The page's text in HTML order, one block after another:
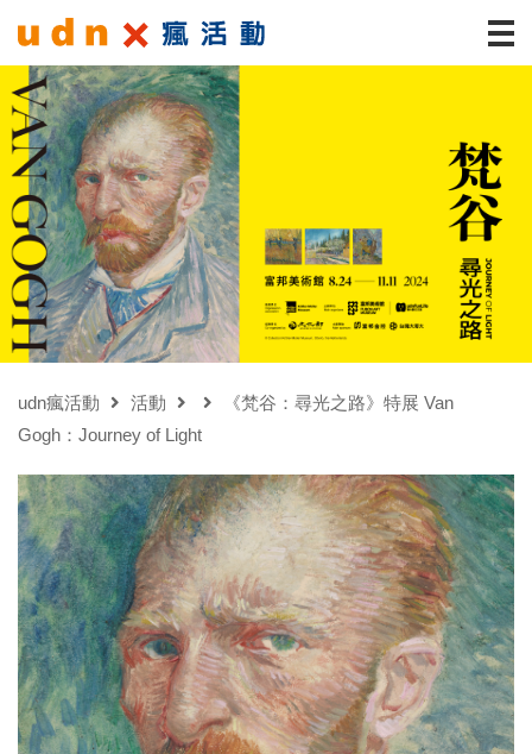
udn瘋活動 活動
《梵谷：尋光之路》特展 Van
Gogh：Journey of Light